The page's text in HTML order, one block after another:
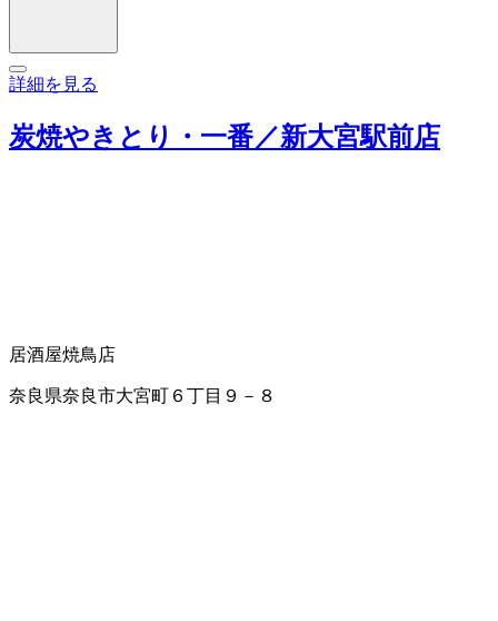
詳細を見る
炭焼やきとり・一番／新大宮駅前店
居酒屋焼鳥店
奈良県奈良市大宮町６丁目９－８